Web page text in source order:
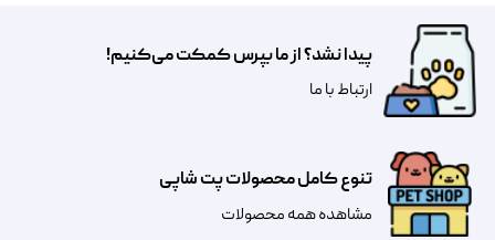
تنوع کامل محصولات پت شاپی
مشاهده همه محصولات
پیدا نشد؟ از ما بپرس کمکت می‌کنیم!
​​​ارتباط با ما